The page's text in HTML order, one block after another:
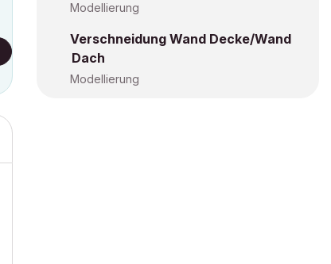
Modellierung
Verschneidung Wand Decke/Wand
Dach
Modellierung